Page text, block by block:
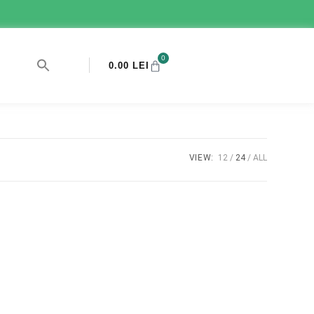
0.00 LEI
0
VIEW: 12 24 ALL